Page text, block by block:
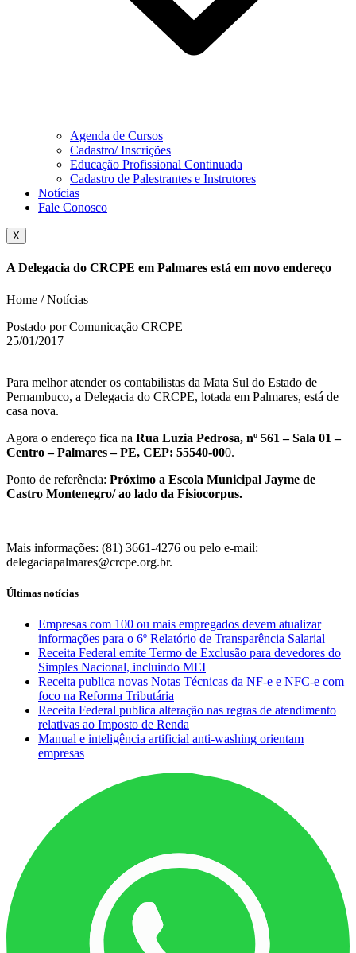
Agenda de Cursos
Cadastro/ Inscrições
Educação Profissional Continuada
Cadastro de Palestrantes e Instrutores
Notícias
Fale Conosco
X
A Delegacia do CRCPE em Palmares está em novo endereço
Home / Notícias
Postado por Comunicação CRCPE
25/01/2017
Para melhor atender os contabilistas da Mata Sul do Estado de
Pernambuco, a Delegacia do CRCPE, lotada em Palmares, está de
casa nova.
Agora o endereço fica na Rua Luzia Pedrosa, nº 561 – Sala 01 –
Centro – Palmares – PE, CEP: 55540-000.
Ponto de referência: Próximo a Escola Municipal Jayme de
Castro Montenegro/ ao lado da Fisiocorpus.
Mais informações: (81) 3661-4276 ou pelo e-mail:
delegaciapalmares@crcpe.org.br.
Últimas notícias
Empresas com 100 ou mais empregados devem atualizar
informações para o 6º Relatório de Transparência Salarial
Receita Federal emite Termo de Exclusão para devedores do
Simples Nacional, incluindo MEI
Receita publica novas Notas Técnicas da NF-e e NFC-e com
foco na Reforma Tributária
Receita Federal publica alteração nas regras de atendimento
relativas ao Imposto de Renda
Manual e inteligência artificial anti-washing orientam
empresas